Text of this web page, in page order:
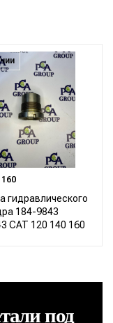
160
гидравлического
184-9843
CAT 120 140 160
под